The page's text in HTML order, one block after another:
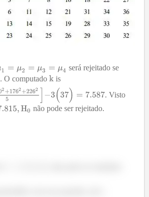
será rejeitado se
. O computado
is
. Visto
não pode ser rejeitado.